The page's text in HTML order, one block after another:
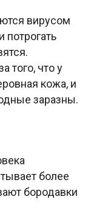
вирусом
потрогать
того, что у
кожа, и
заразны.
более
бородавки